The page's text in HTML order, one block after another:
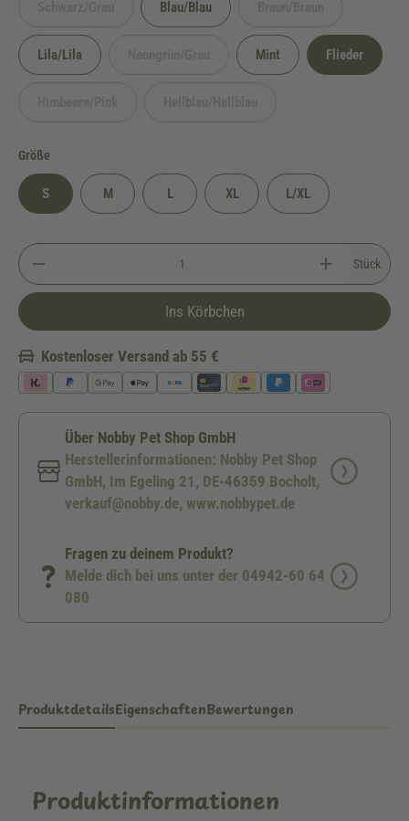
(Diese Option ist zurzeit nicht verfügbar.)
Blau/Blau
Lila/Lila (Diese Option ist zurzeit nicht verfügbar.)
Mint Flieder
Größe
S M L XL L/XL
Stück
Ins Körbchen
Kostenloser Versand ab 55 €
Über Nobby Pet Shop GmbH
Herstellerinformationen: Nobby Pet Shop
GmbH, Im Egeling 21, DE-46359 Bocholt,
verkauf@nobby.de, www.nobbypet.de
Fragen zu deinem Produkt?
Melde dich bei uns unter der 04942-60 64
080
ProduktdetailsEigenschaftenBewertungen
Produktinformationen